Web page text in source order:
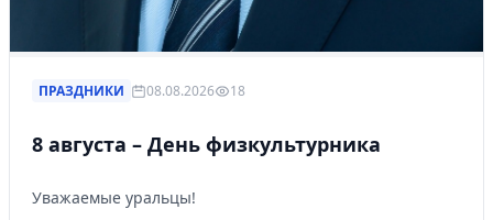
ПРАЗДНИКИ 08.08.2026 18
8 августа – День физкультурника
Уважаемые уральцы!